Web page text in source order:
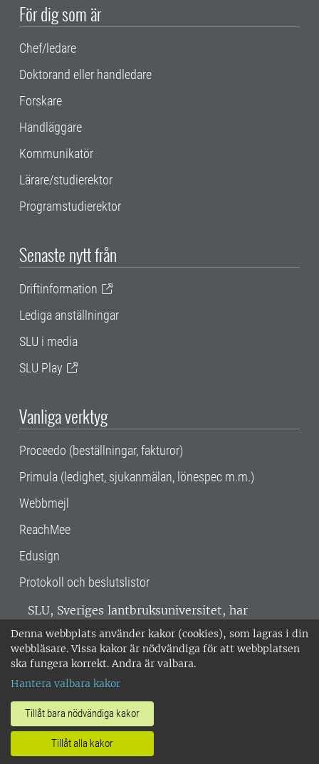
Denna webbplats använder kakor (cookies), som lagras i din
webbläsare. Vissa kakor är nödvändiga för att webbplatsen
ska fungera korrekt. Andra är valbara.
Hantera valbara kakor
Tillåt bara nödvändiga kakor
Tillåt alla kakor
För dig som är
Chef/ledare
Doktorand eller handledare
Forskare
Handläggare
Kommunikatör
Lärare/studierektor
Programstudierektor
Senaste nytt från
Driftinformation
Lediga anställningar
SLU i media
SLU Play
Vanliga verktyg
Proceedo (beställningar, fakturor)
Primula (ledighet, sjukanmälan, lönespec m.m.)
Webbmejl
ReachMee
Edusign
Protokoll och beslutslistor
SLU, Sveriges lantbruksuniversitet, har
verksamhet över hela Sverige. Huvudorter är
Alnarp, Uppsala och Umeå.SLU är
miljöcertifierat enligt ISO 14001. •
018-67 10 00 • Org nr: 202100-2817 •
Om SLU:s webbplatser
•Hantera kakor•Behandling av
personuppgifter